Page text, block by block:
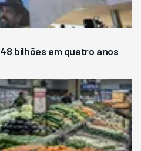
bilhões em quatro anos